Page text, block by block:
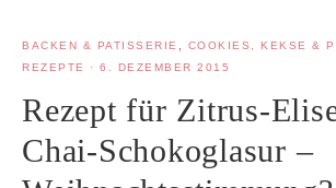
BACKEN & PATISSERIE COOKIES, KEKSE &
REZEPTE
· 6. DEZEMBER 2015
Rezept für Zitrus-
Chai-Schokoglasur –